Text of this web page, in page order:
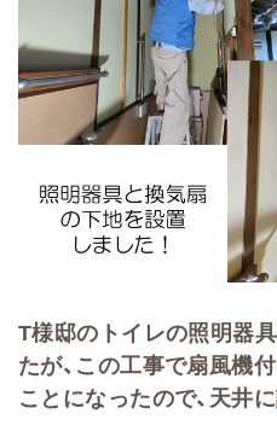
T様邸のトイレの照明器
たが、この工事で扇風機
ことになったので、天井